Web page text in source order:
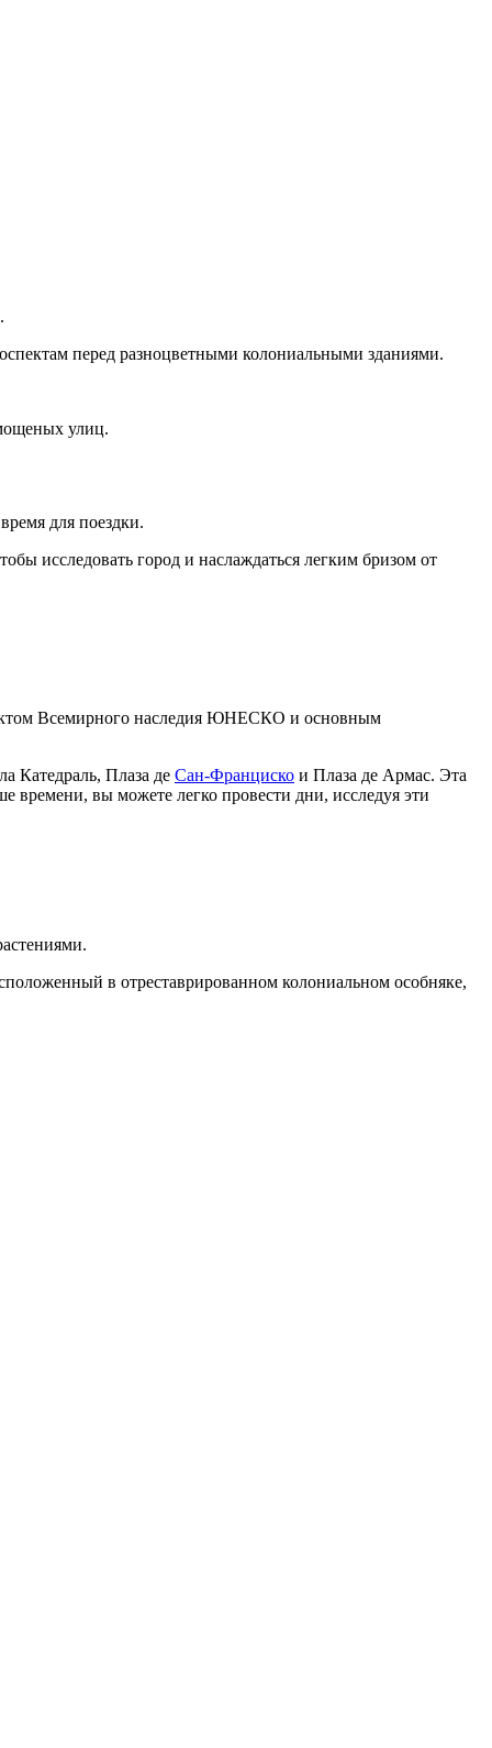
перед разноцветными колониальными зданиями.
улиц.
для поездки.
исследовать город и наслаждаться легким бризом от
Всемирного наследия ЮНЕСКО и основным
Катедраль, Плаза де Сан-Франциско и Плаза де Армас. Эта
времени, вы можете легко провести дни, исследуя эти
в отреставрированном колониальном особняке,